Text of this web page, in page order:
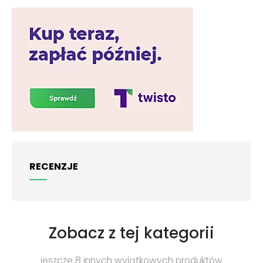
RECENZJE
Zobacz z tej kategorii
jeszcze 8 innych wyjątkowych produktów